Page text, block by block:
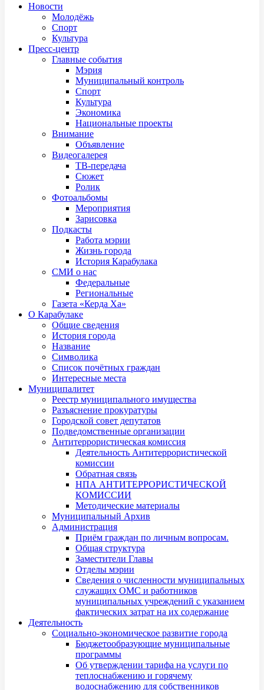
Новости
Молодёжь
Спорт
Культура
Пресс-центр
Главные события
Мэрия
Муниципальный контроль
Спорт
Культура
Экономика
Национальные проекты
Внимание
Объявление
Видеогалерея
ТВ-передача
Сюжет
Ролик
Фотоальбомы
Мероприятия
Зарисовка
Подкасты
Работа мэрии
Жизнь города
История Карабулака
СМИ о нас
Федеральные
Региональные
Газета «Керда Ха»
О Карабулаке
Общие сведения
История города
Название
Символика
Список почётных граждан
Интересные места
Муниципалитет
Реестр муниципального имущества
Разъяснение прокуратуры
Городской совет депутатов
Подведомственные организации
Антитеррористическая комиссия
Деятельность Антитеррористической
комиссии
Обратная связь
НПА АНТИТЕРРОРИСТИЧЕСКОЙ
КОМИССИИ
Методические материалы
Муниципальный Архив
Администрация
Приём граждан по личным вопросам.
Общая структура
Заместители Главы
Отделы мэрии
Сведения о численности муниципальных
служащих ОМС и работников
муниципальных учреждений с указанием
фактических затрат на их содержание
Деятельность
Социально-экономическое развитие города
Бюджетообразующие муниципальные
программы
Об утверждении тарифа на услуги по
теплоснабжению и горячему
водоснабжению для собственников